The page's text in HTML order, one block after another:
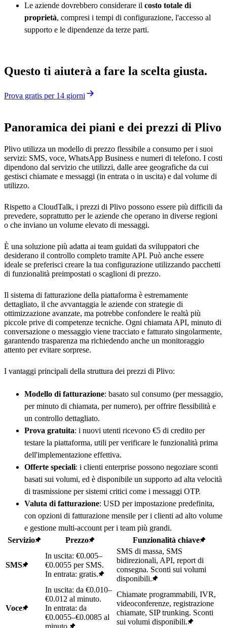
Le aziende dovrebbero considerare il costo totale di
proprietà, compresi i tempi di configurazione, l'accesso al
supporto e le dipendenze da terze parti.
Questo ti aiuterà a fare la scelta giusta.
Prova gratis per 14 giorni
Panoramica dei piani e dei prezzi di Plivo
Plivo utilizza un modello di prezzo flessibile a consumo per i suoi
servizi: SMS, voce, WhatsApp Business e numeri di telefono. I costi
dipendono dal servizio che utilizzi, dalle aree geografiche da cui
gestisci chiamate e messaggi (in entrata o in uscita) e dal volume di
utilizzo.
Rispetto a CloudTalk, i prezzi di Plivo possono essere più difficili da
prevedere, soprattutto per le aziende che operano in diverse regioni
o che inviano un volume elevato di messaggi.
È una soluzione più adatta ai team guidati da sviluppatori che
desiderano il controllo completo tramite API. Può anche essere
ideale se preferisci creare la tua configurazione utilizzando pacchetti
di funzionalità preimpostati o scaglioni di prezzo.
Il sistema di fatturazione della piattaforma è estremamente
dettagliato, il che avvantaggia le aziende con strategie di
ottimizzazione avanzate, ma potrebbe confondere le realtà più
piccole prive di competenze tecniche. Ogni chiamata API, minuto di
conversazione o messaggio viene tracciato e fatturato singolarmente,
garantendo trasparenza ma richiedendo anche un monitoraggio
attento per evitare sorprese.
I vantaggi principali della struttura dei prezzi di Plivo:
Modello di fatturazione: basato sul consumo (per messaggio,
per minuto di chiamata, per numero), per offrire flessibilità e
un controllo dettagliato.
Prova gratuita: i nuovi utenti ricevono €5 di credito per
testare la piattaforma, utili per verificare le funzionalità prima
dell'implementazione effettiva.
Offerte speciali: i clienti enterprise possono negoziare sconti
basati sui volumi, ed è disponibile un supporto ad alta velocità
di trasmissione per sistemi critici come i messaggi OTP.
Valuta di fatturazione: USD per impostazione predefinita,
con opzioni di fatturazione mensile per i clienti ad alto volume
e gestione multi-account per i team più grandi.
Servizio
Prezzo Funzionalità chiave
SMS
In uscita: €0.005–
€0.0055 per SMS.
In entrata: gratis.
SMS di massa, SMS
bidirezionali, API, report di
consegna. Sconti sui volumi
disponibili.
Voce
In uscita: da €0.010–
€0.012 al minuto.
In entrata: da
€0.0055–€0.0085 al
minuto.
Chiamate programmabili, IVR,
videoconferenze, registrazione
chiamate, SIP trunking. Sconti
sui volumi disponibili.